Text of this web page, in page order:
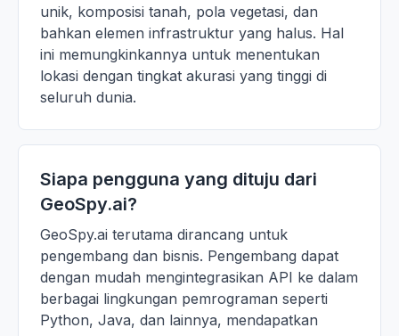
unik, komposisi tanah, pola vegetasi, dan
bahkan elemen infrastruktur yang halus. Hal
ini memungkinkannya untuk menentukan
lokasi dengan tingkat akurasi yang tinggi di
seluruh dunia.
Siapa pengguna yang dituju dari
GeoSpy.ai?
GeoSpy.ai terutama dirancang untuk
pengembang dan bisnis. Pengembang dapat
dengan mudah mengintegrasikan API ke dalam
berbagai lingkungan pemrograman seperti
Python, Java, dan lainnya, mendapatkan